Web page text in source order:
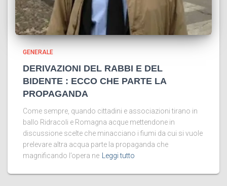
GENERALE
DERIVAZIONI DEL RABBI E DEL
BIDENTE : ECCO CHE PARTE LA
PROPAGANDA
Come sempre, quando cittadini e associazioni tirano in
ballo Ridracoli e Romagna acque mettendone in
discussione scelte che minacciano i fiumi da cui si vuole
prelevare altra acqua parte la propaganda che
magnificando l’opera ne
Leggi tutto